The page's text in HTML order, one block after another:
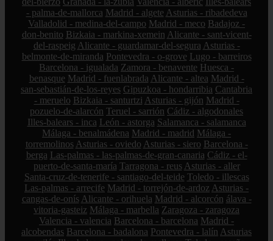
- palma-de-mallorca Madrid - algete Asturias - ribadedeva
Valladolid - medina-del-campo Madrid - meco Badajoz -
don-benito Bizkaia - markina-xemein Alicante - sant-vicent-
del-raspeig Alicante - guardamar-del-segura Asturias -
belmonte-de-miranda Pontevedra - o-grove Lugo - barreiros
Barcelona - igualada Zamora - benavente Huesca -
benasque Madrid - fuenlabrada Alicante - altea Madrid -
san-sebastián-de-los-reyes Gipuzkoa - hondarribia Cantabria
- meruelo Bizkaia - santurtzi Asturias - gijón Madrid -
pozuelo-de-alarcón Teruel - sarrión Cádiz - algodonales
Illes-balears - inca León - astorga Salamanca - salamanca
Málaga - benalmádena Madrid - madrid Málaga -
torremolinos Asturias - oviedo Asturias - siero Barcelona -
berga Las-palmas - las-palmas-de-gran-canaria Cádiz - el-
puerto-de-santa-maría Tarragona - reus Asturias - aller
Santa-cruz-de-tenerife - santiago-del-teide Toledo - illescas
Las-palmas - arrecife Madrid - torrejón-de-ardoz Asturias -
cangas-de-onís Alicante - orihuela Madrid - alcorcón álava -
vitoria-gasteiz Málaga - marbella Zaragoza - zaragoza
Valencia - valencia Barcelona - barcelona Madrid -
alcobendas Barcelona - badalona Pontevedra - lalín Asturias